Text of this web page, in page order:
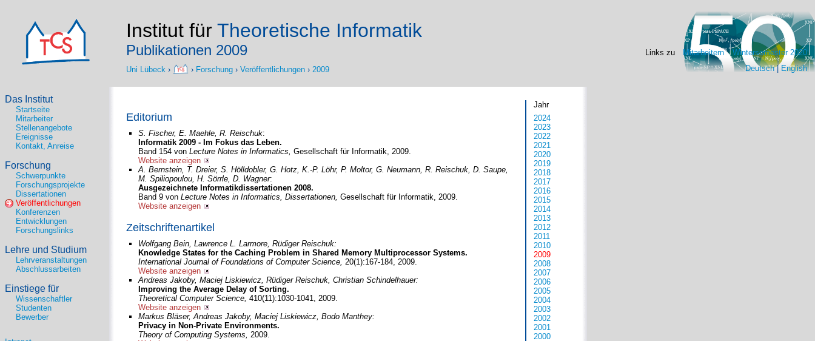
Links zu Mitarbeitern Wintersemester 2020
Institut für Theoretische Informatik
Publikationen 2009
Deutsch| English
Uni Lübeck › › Forschung › Veröffentlichungen › 2009
Das Institut
Startseite
Mitarbeiter
Stellenangebote
Ereignisse
Kontakt, Anreise
Forschung
Schwerpunkte
Forschungsprojekte
Dissertationen
Veröffentlichungen
Konferenzen
Entwicklungen
Forschungslinks
Lehre und Studium
Lehrveranstaltungen
Abschlussarbeiten
Einstiege für
Wissenschaftler
Studenten
Bewerber
Jahr
2024
2023
2022
2021
2020
2019
2018
2017
2016
2015
2014
2013
2012
2011
2010
2009
2008
2007
2006
2005
2004
2003
2002
2001
2000
Editorium
S. Fischer, E. Maehle, R. Reischuk:
Informatik 2009 - Im Fokus das Leben.
Band 154 von Lecture Notes in Informatics, Gesellschaft für Informatik, 2009.
Website anzeigen
A. Bernstein, T. Dreier, S. Hölldobler, G. Hotz, K.-P. Löhr, P. Moltor, G. Neumann, R. Reischuk, D. Saupe,
M. Spiliopoulou, H. Sörrle, D. Wagner:
Ausgezeichnete Informatikdissertationen 2008.
Band 9 von Lecture Notes in Informatics, Dissertationen, Gesellschaft für Informatik, 2009.
Website anzeigen
Zeitschriftenartikel
Wolfgang Bein, Lawrence L. Larmore, Rüdiger Reischuk:
Knowledge States for the Caching Problem in Shared Memory Multiprocessor Systems.
International Journal of Foundations of Computer Science, 20(1):167-184, 2009.
Website anzeigen
Andreas Jakoby, Maciej Liskiewicz, Rüdiger Reischuk, Christian Schindelhauer:
Improving the Average Delay of Sorting.
Theoretical Computer Science, 410(11):1030-1041, 2009.
Website anzeigen
Markus Bläser, Andreas Jakoby, Maciej Liskiewicz, Bodo Manthey:
Privacy in Non-Private Environments.
Theory of Computing Systems, 2009.